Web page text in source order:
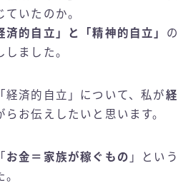
いたのか。
済的自立」と「精神的自立」 の
ました。
経済的自立」について、私が経
らお伝えしたいと思います。
お金＝家族が稼ぐもの 」という